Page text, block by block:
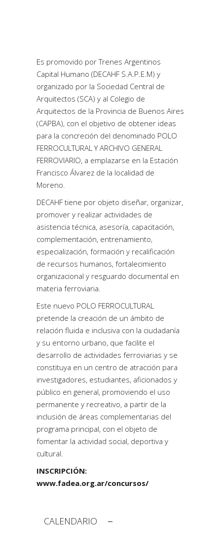
Es promovido por Trenes Argentinos
Capital Humano (DECAHF S.A.P.E.M) y
organizado por la Sociedad Central de
Arquitectos (SCA) y al Colegio de
Arquitectos de la Provincia de Buenos Aires
(CAPBA), con el objetivo de obtener ideas
para la concreción del denominado POLO
FERROCULTURAL Y ARCHIVO GENERAL
FERROVIARIO, a emplazarse en la Estación
Francisco Álvarez de la localidad de
Moreno.
DECAHF tiene por objeto diseñar, organizar,
promover y realizar actividades de
asistencia técnica, asesoría, capacitación,
complementación, entrenamiento,
especialización, formación y recalificación
de recursos humanos, fortalecimiento
organizacional y resguardo documental en
materia ferroviaria.
Este nuevo POLO FERROCULTURAL
pretende la creación de un ámbito de
relación fluida e inclusiva con la ciudadanía
y su entorno urbano, que facilite el
desarrollo de actividades ferroviarias y se
constituya en un centro de atracción para
investigadores, estudiantes, aficionados y
público en general, promoviendo el uso
permanente y recreativo, a partir de la
inclusión de áreas complementarias del
programa principal, con el objeto de
fomentar la actividad social, deportiva y
cultural.
INSCRIPCIÓN:
www.fadea.org.ar/concursos/
CALENDARIO